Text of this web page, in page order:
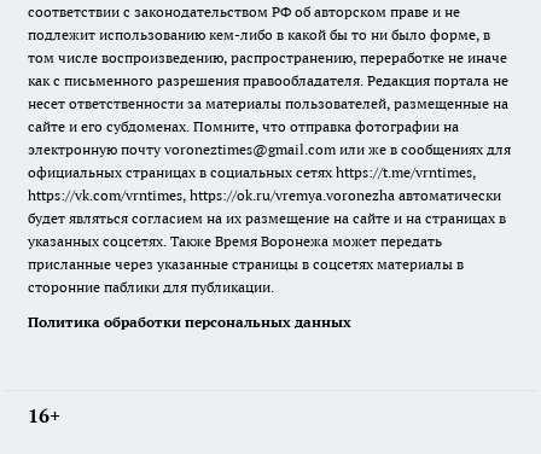
соответствии с законодательством РФ об авторском праве и не
подлежит использованию кем-либо в какой бы то ни было форме, в
том числе воспроизведению, распространению, переработке не иначе
как с письменного разрешения правообладателя. Редакция портала не
несет ответственности за материалы пользователей, размещенные на
сайте и его субдоменах. Помните, что отправка фотографии на
электронную почту voroneztimes@gmail.com или же в сообщениях для
официальных страницах в социальных сетях https://t.me/vrntimes,
https://vk.com/vrntimes, https://ok.ru/vremya.voronezha автоматически
будет являться согласием на их размещение на сайте и на страницах в
указанных соцсетях. Также Время Воронежа может передать
присланные через указанные страницы в соцсетях материалы в
сторонние паблики для публикации.
Политика обработки персональных данных
16+